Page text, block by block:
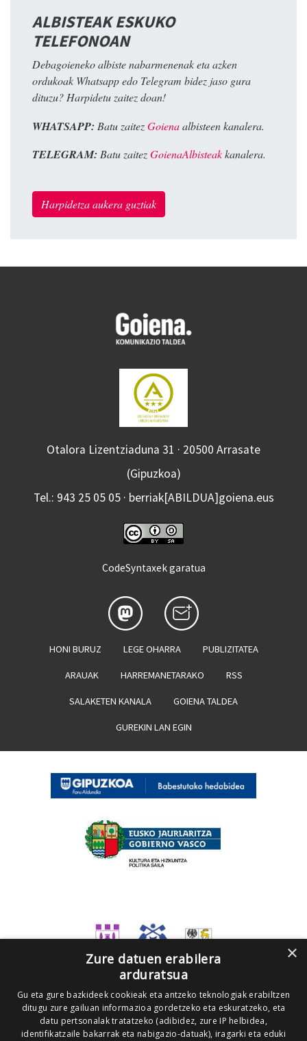
ALBISTEAK ESKUKO
TELEFONOAN
Debagoieneko albiste nabarmenenak eta azken
ordukoak Whatsapp edo Telegram bidez jaso gura
dituzu? Harpidetu zaitez doan!
WHATSAPP: Batu zaitezGoienaalbisteen kanalera.
TELEGRAM: Batu zaitezGoienaAlbisteakkanalera.
Harpidetza aukera guztiak
Otalora Lizentziaduna 31 · 20500 Arrasate
(Gipuzkoa)
Tel.: 943 25 05 05 · berriak[ABILDUA]goiena.eus
CodeSyntaxek garatua
HONI BURUZ LEGE OHARRA PUBLIZITATEA
ARAUAK HARREMANETARAKO RSS
SALAKETEN KANALA GOIENA TALDEA
GUREKIN LAN EGIN
×
Zure datuen erabilera
arduratsua
Gu eta gure bazkideek cookieak eta antzeko teknologiak erabiltzen
ditugu zure gailuan informazioa gordetzeko eta eskuratzeko, eta
datu pertsonalak tratatzeko (adibidez, zure IP helbidea,
identifikatzaile bakarrak eta nabigazio-datuak), iragarki eta eduki